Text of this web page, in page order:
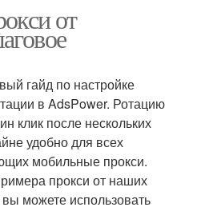
от
гайд по настройке
в AdsPower. Ротацию
клик после нескольких
удобно для всех
мобильные прокси.
прокси от наших
можете использовать